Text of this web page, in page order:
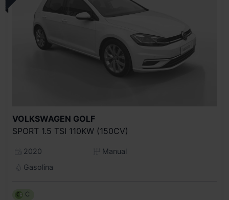
VOLKSWAGEN GOLF
SPORT 1.5 TSI 110KW (150CV)
2020
Manual
Gasolina
C